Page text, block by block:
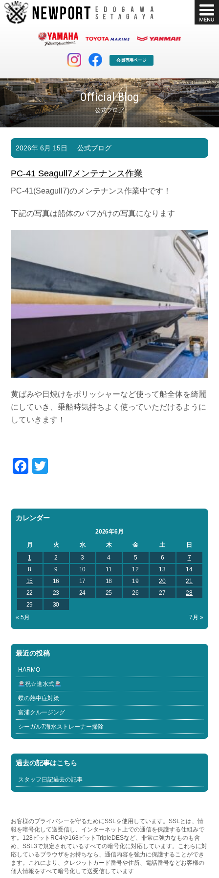
会員専用ページ
Official Blog
公式ブログ
マリンクラブ
マリンライフを堪能したい！
ボート販売
ボート免許
長年の実績と信頼！
Shop Info.
お問い合わせ 会社概要
Recruit Link
2026年 6月 15日 公式ブログ
PC-41 Seagull7メンテナンス作業
PC-41(Seagull7)のメンテナンス作業中です！
下記の写真は船体のバフがけの写真になります
黄ばみや日焼けをポリッシャーなど使って船全体を綺麗
にしていき、乗船時気持ちよく使っていただけるように
していきます！
Facebook
カレンダー
2026年6月
月
火 水 木 金 土
日
1
2 3 4 5 6
7
8
9 10 11 12 13
14
15
16 17 18 19 20
21
22
23 24 25 26 27
28
29
30
« 5月
7月 »
最近の投稿
HARMO
祝☆進水式
蝶の熱中症対策
富浦クルージング
シーガル7海水ストレーナー掃除
過去の記事はこちら
スタッフ日記過去の記事
お客様のプライバシーを守るためにSSLを使用しています。SSLとは、情
報を暗号化して送受信し、インターネット上での通信を保護する仕組みで
す。128ビットRC4や168ビットTripleDESなど、非常に強力なものも含
め、SSL3で規定されているすべての暗号化に対応しています。これらに対
応しているブラウザをお持ちなら、通信内容を強力に保護することができ
ます。これにより、クレジットカード番号や住所、電話番号などお客様の
個人情報をすべて暗号化して送受信しています